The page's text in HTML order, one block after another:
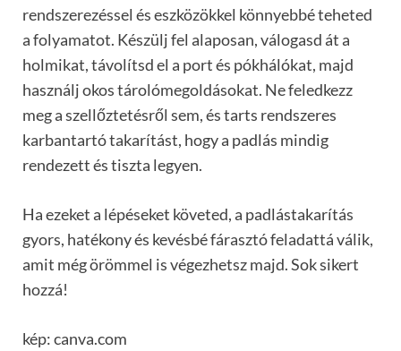
rendszerezéssel és eszközökkel könnyebbé teheted
a folyamatot. Készülj fel alaposan, válogasd át a
holmikat, távolítsd el a port és pókhálókat, majd
használj okos tárolómegoldásokat. Ne feledkezz
meg a szellőztetésről sem, és tarts rendszeres
karbantartó takarítást, hogy a padlás mindig
rendezett és tiszta legyen.
Ha ezeket a lépéseket követed, a padlástakarítás
gyors, hatékony és kevésbé fárasztó feladattá válik,
amit még örömmel is végezhetsz majd. Sok sikert
hozzá!
kép: canva.com